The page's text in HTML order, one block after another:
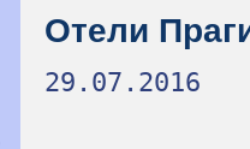
Отели
29.07.2016